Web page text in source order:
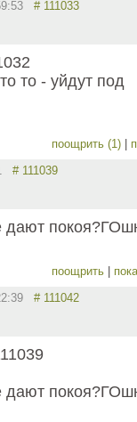
# 111033
то - уйдут под
поощрить (1)
# 111039
дают
поощрить
# 111042
дают